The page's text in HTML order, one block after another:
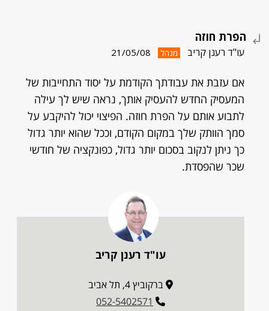
הפרת חוזה
עו"ד רענן קריב מנהל 21/05/08
אם עזבת את עבודתך הקודמת על יסוד התחייבות של
המעסיק החדש להעסיק אותך, נראה שיש לך עילה
לתבוע אותם על הפרת חוזה. הפיצוי יכול להיקבע על
סמך הוותק שלך במקום הקודם, וככל שהוא יותר גדול
כך ניתן לנקוב בסכום יותר גדול, כפונקציה של חודשי
שכר שהפסדת.
עו"ד רענן קריב
ברקוביץ 4, תל אביב
052-5402571